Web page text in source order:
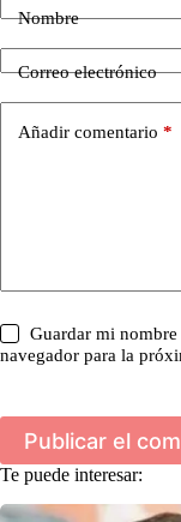
Nombre
Correo electrónico
Añadir comentario *
Guardar mi
navegador para la
Publicar el
Te puede interesar: